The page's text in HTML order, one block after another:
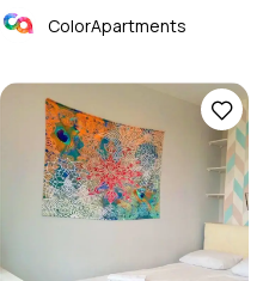
ColorApartments